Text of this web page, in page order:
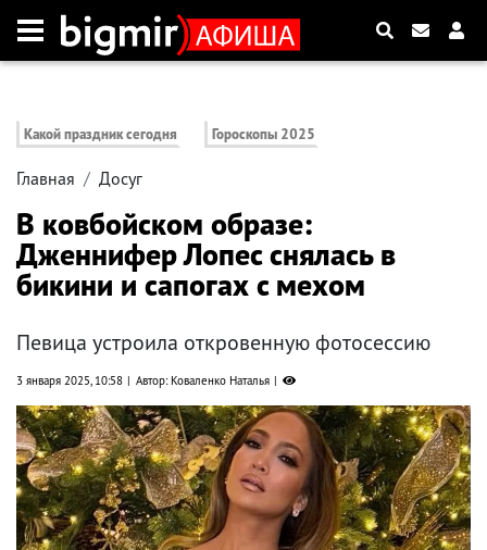
Какой праздник сегодня Гороскопы 2025
Главная Досуг
В ковбойском образе:
Дженнифер Лопес снялась в
бикини и сапогах с мехом
Певица устроила откровенную фотосессию
3 января 2025, 10:58 Автор: Коваленко Наталья